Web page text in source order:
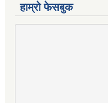
हाम्राे फेसबुक